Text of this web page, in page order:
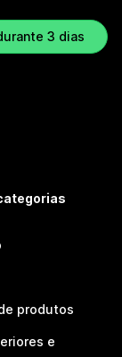
3 dias
produtos
e